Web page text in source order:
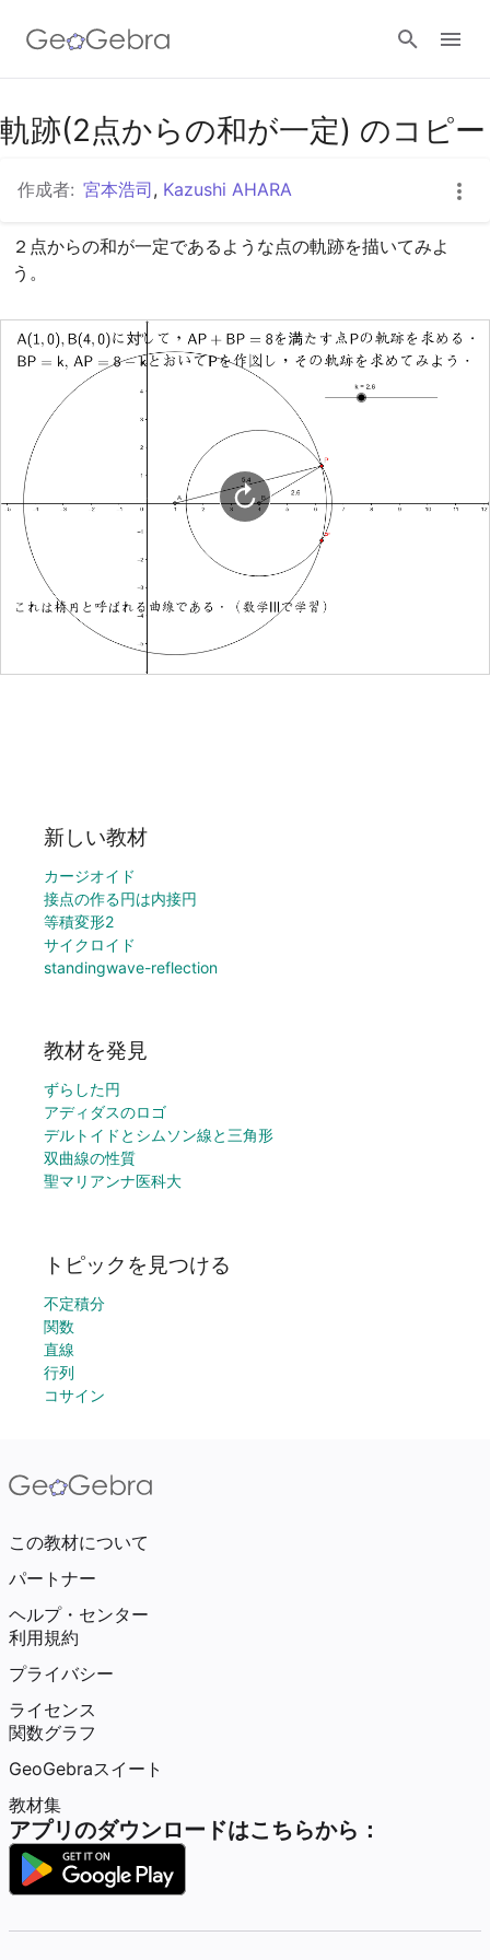
Googleクラスルーム
GeoGebra Classroom
軌跡(2点からの和が一定) のコピー
作成者: 宮本浩司, Kazushi AHARA
２点からの和が一定であるような点の軌跡を描いてみよ
う。
新しい教材
カージオイド
接点の作る円は内接円
等積変形2
サイクロイド
standingwave-reflection
教材を発見
ずらした円
アディダスのロゴ
デルトイドとシムソン線と三角形
双曲線の性質
聖マリアンナ医科大
トピックを見つける
不定積分
関数
直線
行列
コサイン
この教材について
パートナー
ヘルプ・センター
利用規約
プライバシー
ライセンス
関数グラフ
GeoGebraスイート
教材集
アプリのダウンロードはこちらから：